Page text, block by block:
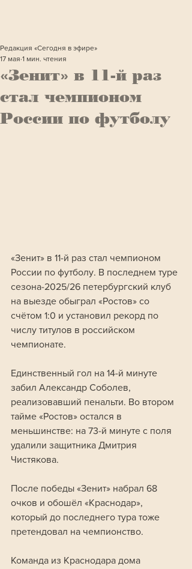
«Зенит» в 11-й раз
стал чемпионом
России по футболу
Редакция «Сегодня в эфире»
17 мая 1 мин. чтения
«Зенит» в 11-й раз стал чемпионом
России по футболу. В последнем туре
сезона-2025/26 петербургский клуб
на выезде обыграл «Ростов» со
счётом 1:0 и установил рекорд по
числу титулов в российском
чемпионате.
Единственный гол на 14-й минуте
забил Александр Соболев,
реализовавший пенальти. Во втором
тайме «Ростов» остался в
меньшинстве: на 73-й минуте с поля
удалили защитника Дмитрия
Чистякова.
После победы «Зенит» набрал 68
очков и обошёл «Краснодар»,
который до последнего тура тоже
претендовал на чемпионство.
Команда из Краснодара дома